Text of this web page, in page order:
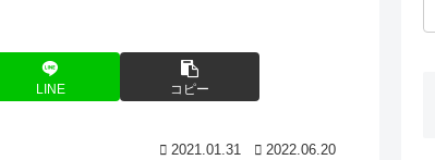
LINE コピー
2021.01.31 2022.06.20